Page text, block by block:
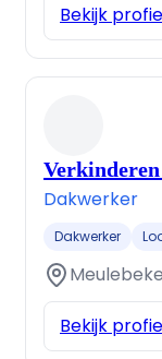
Bekijk
Dakwerker
Dakwerker
Meulebeke
Bekijk